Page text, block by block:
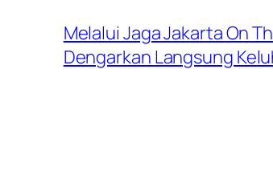
Melalui Jaga Jakarta On
Dengarkan Langsung